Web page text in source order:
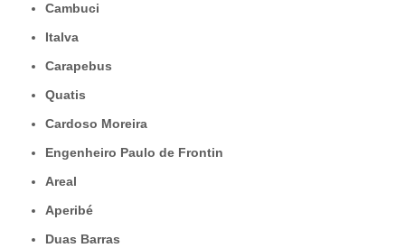
Cambuci
Italva
Carapebus
Quatis
Cardoso Moreira
Engenheiro Paulo de Frontin
Areal
Aperibé
Duas Barras